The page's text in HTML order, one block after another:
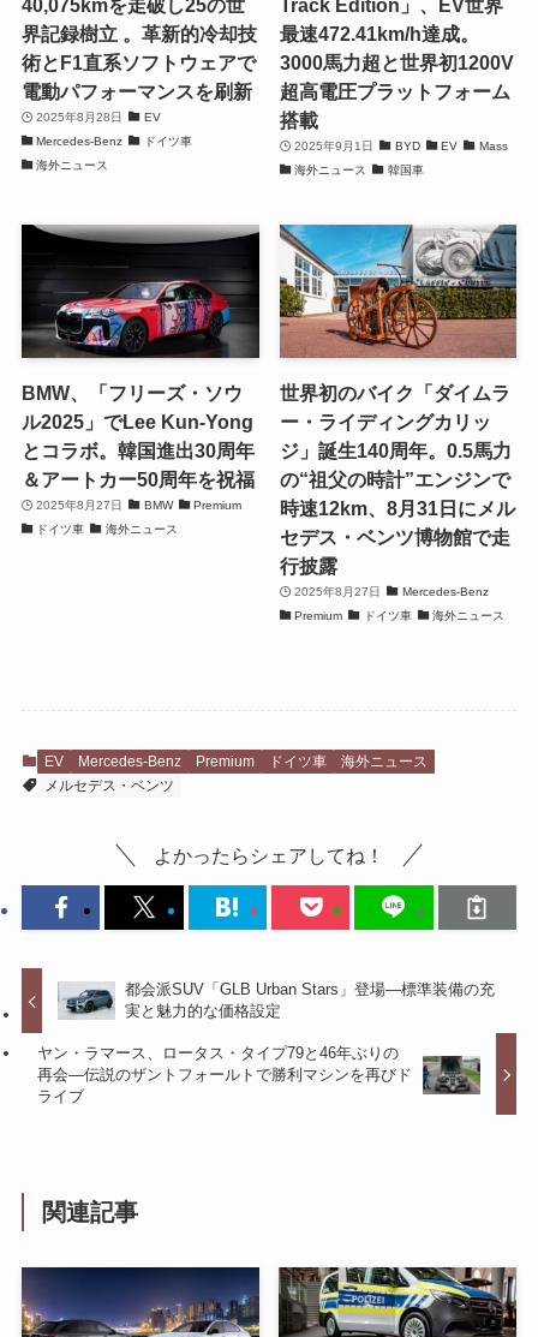
40,075kmを走破し25の世
界記録樹立 。革新的冷却技
術とF1直系ソフトウェアで
電動パフォーマンスを刷新
2025年8月28日
EV
Mercedes-Benz
ドイツ車
海外ニュース
Track Edition」、EV世界
最速472.41km/h達成。
3000馬力超と世界初1200V
超高電圧プラットフォーム
搭載
2025年9月1日 BYD EV
Mass
海外ニュース
韓国車
BMW、「フリーズ・ソウ
ル2025」でLee Kun-Yong
とコラボ。韓国進出30周年
＆アートカー50周年を祝福
2025年8月27日 BMW
Premium
ドイツ車
海外ニュース
世界初のバイク「ダイムラ
ー・ライディングカリッ
ジ」誕生140周年。0.5馬力
の“祖父の時計”エンジンで
時速12km、8月31日にメル
セデス・ベンツ博物館で走
行披露
2025年8月27日
Mercedes-Benz
Premium
ドイツ車 海外ニュース
EV Mercedes-Benz Premium ドイツ車
海外ニュース
メルセデス・ベンツ
よかったらシェアしてね！
都会派SUV「GLB Urban Stars」登場―標準装備の充
実と魅力的な価格設定
ヤン・ラマース、ロータス・タイプ79と46年ぶりの
再会―伝説のザントフォールトで勝利マシンを再びド
ライブ
関連記事